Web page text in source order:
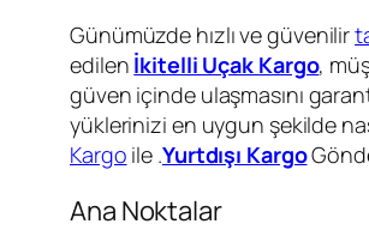
Günümüzde hızlı ve güvenilir
edilen İkitelli Uçak Kargo,
güven içinde ulaşmasını
yüklerinizi en uygun şekilde
Kargo ile .Yurtdışı Kargo
Ana Noktalar